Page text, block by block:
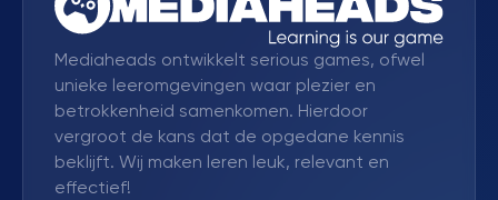
Mediaheads ontwikkelt serious games, ofwel
unieke leeromgevingen waar plezier en
betrokkenheid samenkomen. Hierdoor
vergroot de kans dat de opgedane kennis
beklijft. Wij maken leren leuk, relevant en
effectief!